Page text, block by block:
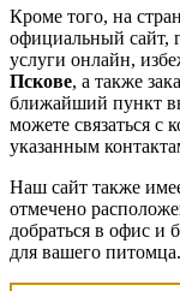
Кроме того, на
официальный сайт,
услуги онлайн,
Пскове, а также
ближайший пункт
можете связаться с
указанным
Наш сайт также
отмечено
добраться в офис и
для вашего питомца.